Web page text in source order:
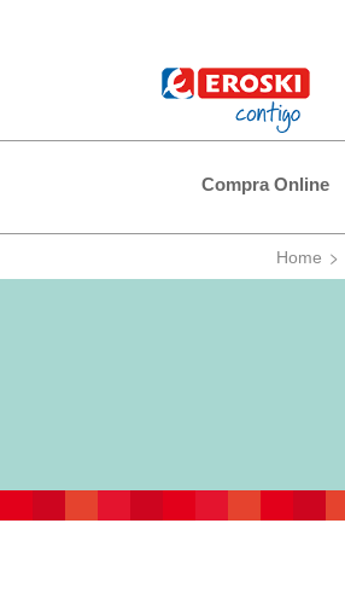
Compra Online
Home